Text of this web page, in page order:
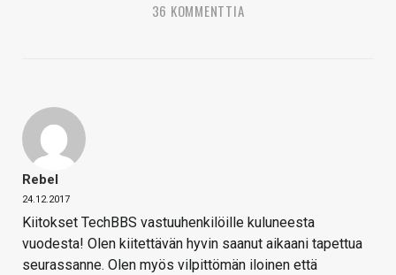
36 KOMMENTTIA
Rebel
24.12.2017
Kiitokset TechBBS vastuuhenkilöille kuluneesta
vuodesta! Olen kiitettävän hyvin saanut aikaani tapettua
seurassanne. Olen myös vilpittömän iloinen että